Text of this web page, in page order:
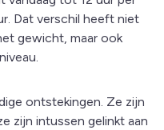
Dat verschil heeft niet
gewicht, maar ook
ontstekingen. Ze zijn
zijn intussen gelinkt aan